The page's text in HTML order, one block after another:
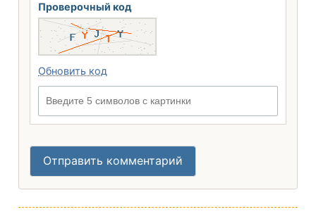
Проверочный код
Обновить код
Отправить комментарий